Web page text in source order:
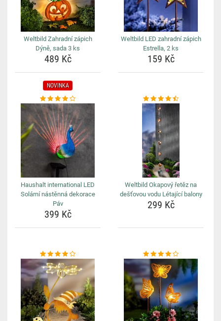
Weltbild Zahradní zápich
Dýně, sada 3 ks
489 Kč
Weltbild LED zahradní zápich
Estrella, 2 ks
159 Kč
NOVINKA
Haushalt international LED
Solární nástěnná dekorace
Páv
399 Kč
Weltbild Okapový řetěz na
dešťovou vodu Létající balony
299 Kč